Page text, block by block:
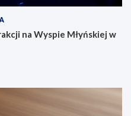
na Wyspie Młyńskiej w